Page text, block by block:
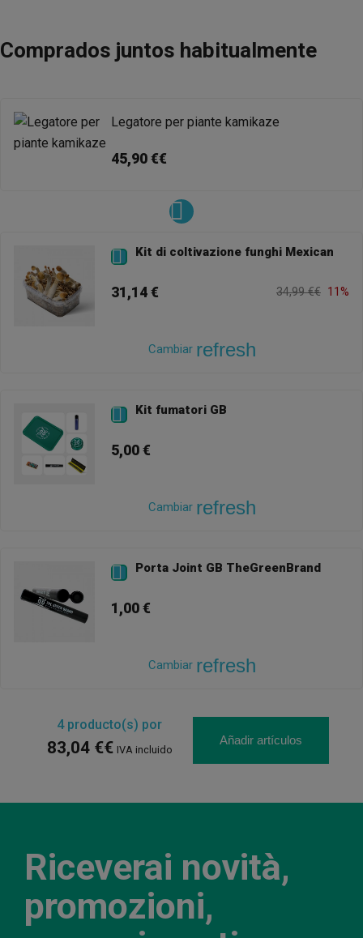
Comprados juntos habitualmente
Legatore per piante kamikaze
45,90 €€
 Kit di coltivazione funghi Mexican
31,14 € 34,99 €€ 11%
Cambiar refresh
 Kit fumatori GB
5,00 €
Cambiar refresh
 Porta Joint GB TheGreenBrand
1,00 €
Cambiar refresh
4producto(s) por
83,04 €€ IVA incluido
Añadir artículos
Riceverai novità,
promozioni,